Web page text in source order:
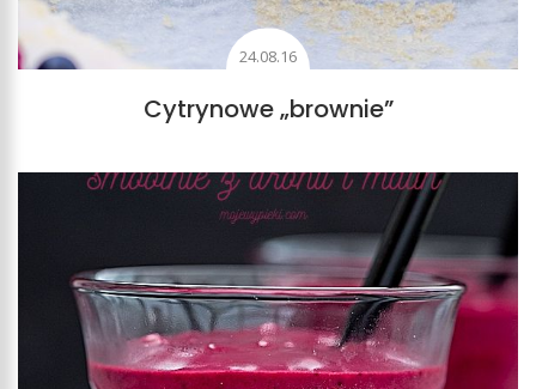
24.08.16
Cytrynowe „brownie”